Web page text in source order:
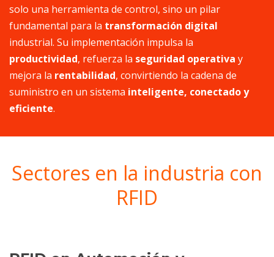
solo una herramienta de control, sino un pilar
fundamental para la transformación digital
industrial. Su implementación impulsa la
productividad, refuerza la seguridad operativa y
mejora la rentabilidad, convirtiendo la cadena de
suministro en un sistema inteligente, conectado y
eficiente.
Sectores en la industria con
RFID